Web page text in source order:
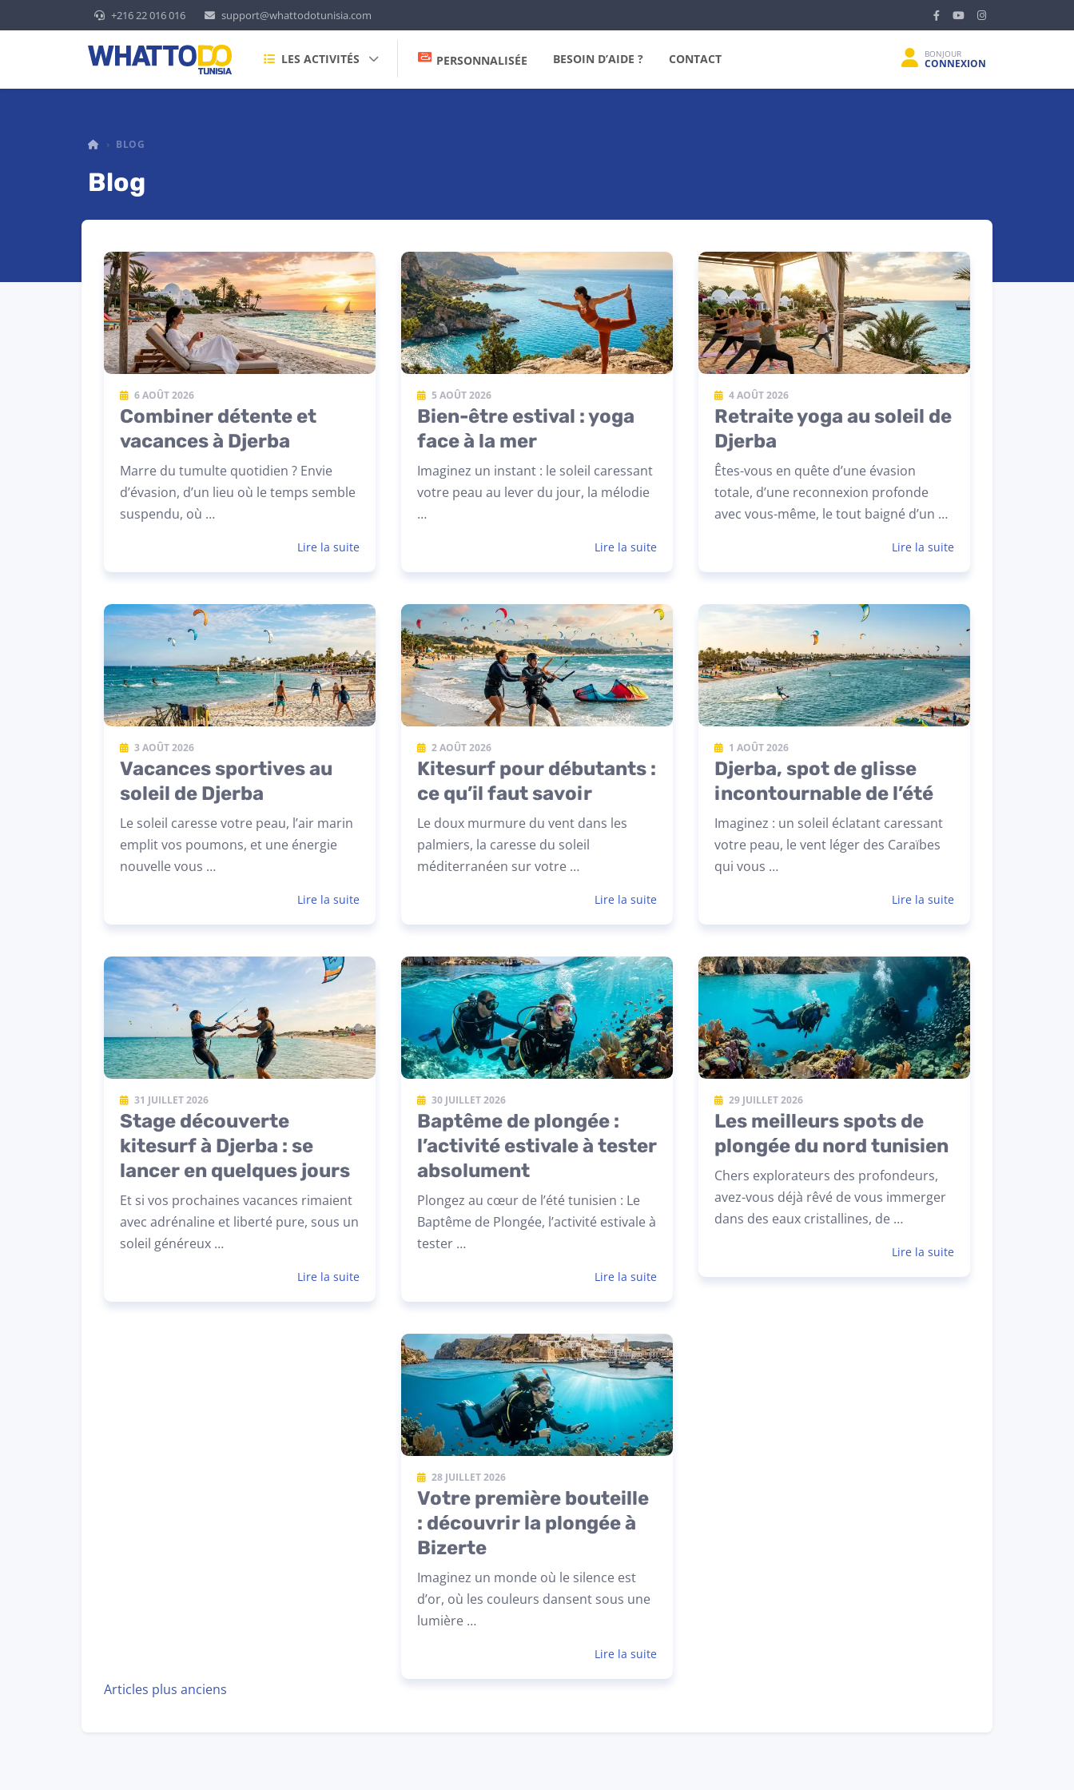
+216 22 016 016 support@whattodotunisia.com
BONJOUR
CONNEXION
LES ACTIVITÉS PERSONNALISÉE BESOIN D’AIDE ? CONTACT
WHAT TO DO TUNISIA
BLOG
Blog
6 AOÛT 2026
Combiner détente et
vacances à Djerba
Marre du tumulte quotidien ? Envie
d’évasion, d’un lieu où le temps semble
suspendu, où …
Lire la suite
5 AOÛT 2026
Bien-être estival : yoga
face à la mer
Imaginez un instant : le soleil caressant
votre peau au lever du jour, la mélodie
…
Lire la suite
4 AOÛT 2026
Retraite yoga au soleil de
Djerba
Êtes-vous en quête d’une évasion
totale, d’une reconnexion profonde
avec vous-même, le tout baigné d’un …
Lire la suite
3 AOÛT 2026
Vacances sportives au
soleil de Djerba
Le soleil caresse votre peau, l’air marin
emplit vos poumons, et une énergie
nouvelle vous …
Lire la suite
2 AOÛT 2026
Kitesurf pour débutants :
ce qu’il faut savoir
Le doux murmure du vent dans les
palmiers, la caresse du soleil
méditerranéen sur votre …
Lire la suite
1 AOÛT 2026
Djerba, spot de glisse
incontournable de l’été
Imaginez : un soleil éclatant caressant
votre peau, le vent léger des Caraïbes
qui vous …
Lire la suite
31 JUILLET 2026
Stage découverte
kitesurf à Djerba : se
lancer en quelques jours
Et si vos prochaines vacances rimaient
avec adrénaline et liberté pure, sous un
soleil généreux …
Lire la suite
30 JUILLET 2026
Baptême de plongée :
l’activité estivale à tester
absolument
Plongez au cœur de l’été tunisien : Le
Baptême de Plongée, l’activité estivale à
tester …
Lire la suite
29 JUILLET 2026
Les meilleurs spots de
plongée du nord tunisien
Chers explorateurs des profondeurs,
avez-vous déjà rêvé de vous immerger
dans des eaux cristallines, de …
Lire la suite
28 JUILLET 2026
Votre première bouteille
: découvrir la plongée à
Bizerte
Imaginez un monde où le silence est
d’or, où les couleurs dansent sous une
lumière …
Lire la suite
Navigation
Articles plus anciens